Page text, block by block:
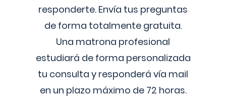
responderte. Envía tus preguntas
de forma totalmente gratuita.
Una matrona profesional
estudiará de forma personalizada
tu consulta y responderá vía mail
en un plazo máximo de 72 horas.